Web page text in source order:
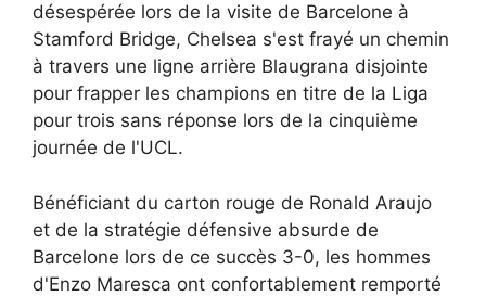
désespérée lors de la visite de Barcelone à
Stamford Bridge, Chelsea s'est frayé un chemin
à travers une ligne arrière Blaugrana disjointe
pour frapper les champions en titre de la Liga
pour trois sans réponse lors de la cinquième
journée de l'UCL.
Bénéficiant du carton rouge de Ronald Araujo
et de la stratégie défensive absurde de
Barcelone lors de ce succès 3-0, les hommes
d'Enzo Maresca ont confortablement remporté